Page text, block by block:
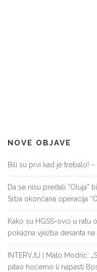
NOVE OBJAVE
Bili su prvi kad je trebalo!
Da se nisu predali “Oluja”
Srba okončana operacija
Kako su HGSS-ovci u ratu
pokazna vježba desanta na
INTERVJU | Mato Modrić:
pitao hoćemo li napasti